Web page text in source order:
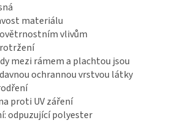
materiálu
vlivům
mezi rámem a plachtou jsou
ochrannou vrstvou látky
proti UV záření
odpuzující polyester